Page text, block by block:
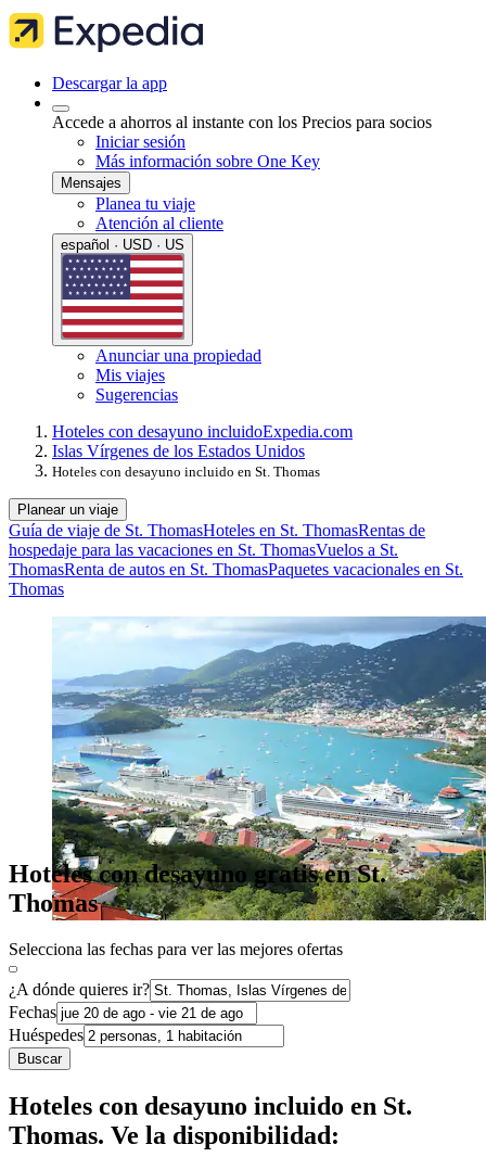
Descargar la app
Accede a ahorros al instante con los Precios para socios
Iniciar sesión
Más información sobre One Key
Mensajes
Planea tu viaje
Atención al cliente
español · USD · US
Anunciar una propiedad
Mis viajes
Sugerencias
Hoteles con desayuno incluidoExpedia.com
Islas Vírgenes de los Estados Unidos
Hoteles con desayuno incluido en St. Thomas
Planear un viaje
Guía de viaje de St. ThomasHoteles en St. ThomasRentas de
hospedaje para las vacaciones en St. ThomasVuelos a St.
ThomasRenta de autos en St. ThomasPaquetes vacacionales en St.
Thomas
Hoteles con desayuno gratis en St.
Thomas
Selecciona las fechas para ver las mejores ofertas
¿A dónde quieres ir?
Fechas
Huéspedes
Buscar
Hoteles con desayuno incluido en St.
Thomas. Ve la disponibilidad: